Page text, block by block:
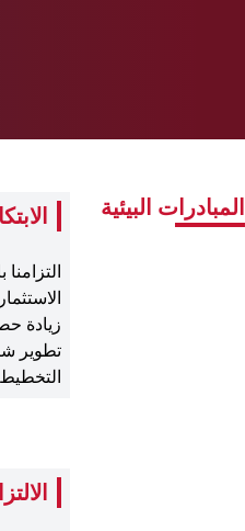
المبادرات البيئية
زيادة
تطوير
التخطيط للوصول